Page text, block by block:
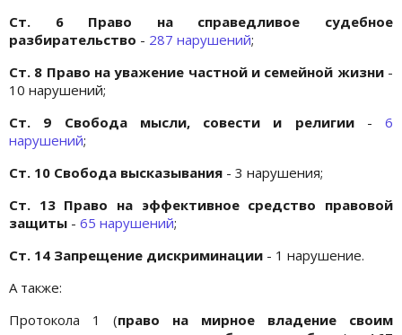
Ст. 6 Право на справедливое судебное
разбирательство - 287 нарушений;
Ст. 8 Право на уважение частной и семейной жизни-
10 нарушений;
Ст. 9 Свобода мысли, совести и религии- 6
нарушений;
Ст. 10 Свобода высказывания - 3 нарушения;
Ст. 13 Право на эффективное средство правовой
защиты - 65 нарушений;
Ст. 14 Запрещение дискриминации - 1 нарушение.
А также:
Протокола 1 (право на мирное владение своим